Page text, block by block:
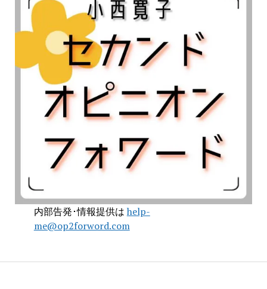
内部告発･情報提供は help-
me@op2forword.com